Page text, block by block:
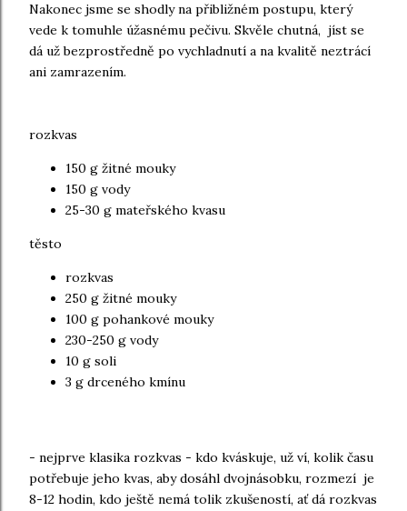
Nakonec jsme se shodly na přibližném postupu, který
vede k tomuhle úžasnému pečivu. Skvěle chutná, jíst se
dá už bezprostředně po vychladnutí a na kvalitě neztrácí
ani zamrazením.
rozkvas
150 g žitné mouky
150 g vody
25-30 g mateřského kvasu
těsto
rozkvas
250 g žitné mouky
100 g pohankové mouky
230-250 g vody
10 g soli
3 g drceného kmínu
- nejprve klasika rozkvas - kdo kváskuje, už ví, kolik času
potřebuje jeho kvas, aby dosáhl dvojnásobku, rozmezí je
8-12 hodin, kdo ještě nemá tolik zkušeností, ať dá rozkvas